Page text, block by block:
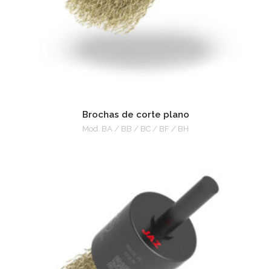
Brochas de corte plano
Mod. BA / BB / BC / BF / BH